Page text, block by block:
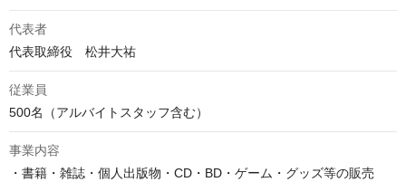
代表者
代表取締役　松井大祐
従業員
500名（アルバイトスタッフ含む）
事業内容
・書籍・雑誌・個人出版物・CD・BD・ゲーム・グッズ等の販売